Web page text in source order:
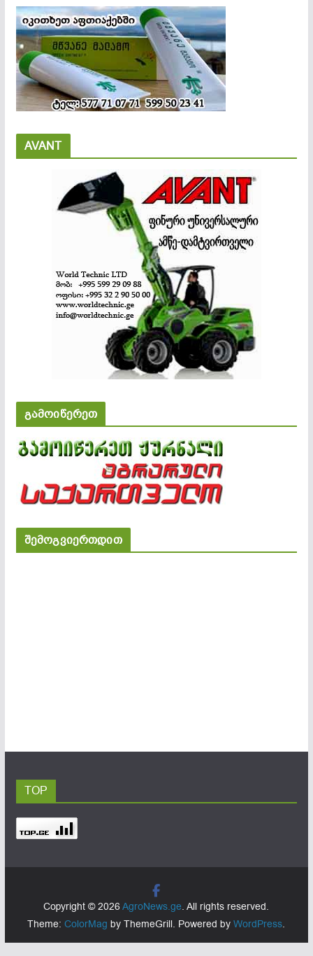
AVANT
გამოიწერეთ
შემოგვიერთდით
TOP
Copyright © 2026AgroNews.ge. All rights reserved.
Theme:ColorMag by ThemeGrill. Powered byWordPress.